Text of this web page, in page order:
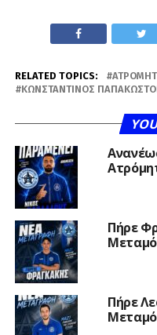
RELATED TOPICS:
ΚΩΝΣΤΑΝΤΊΝΟΣ
Πήρε
Πήρε